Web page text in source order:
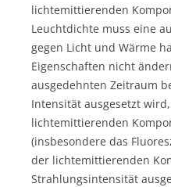
lichtemittierenden
Leuchtdichte muss eine
gegen Licht und Wärme
Eigenschaften nicht
ausgedehnten Zeitraum
Intensität ausgesetzt
lichtemittierenden
(insbesondere das
der lichtemittierenden
Strahlungsintensität